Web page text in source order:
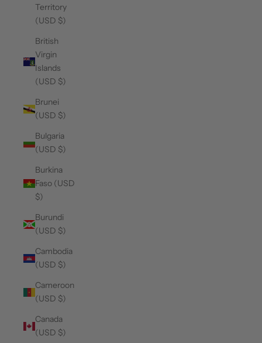
Territory
(USD $)
British
Virgin
Islands
(USD $)
Brunei
(USD $)
Bulgaria
(USD $)
Burkina
Faso (USD
$)
Burundi
(USD $)
Cambodia
(USD $)
Cameroon
(USD $)
Canada
(USD $)